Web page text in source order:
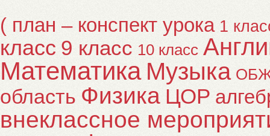
( план – конспект урока 1
класс 9 класс 10 класс
Математика Музыка
область Физика ЦОР
внеклассное